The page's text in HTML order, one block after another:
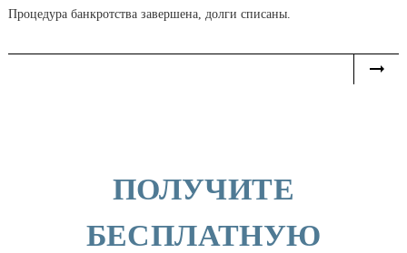
Процедура банкротства завершена, долги списаны.
ПОЛУЧИТЕ
БЕСПЛАТНУЮ